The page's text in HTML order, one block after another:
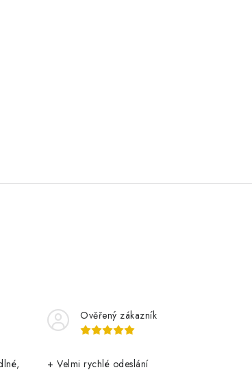
Ověřený zákazník
+ Velmi rychlé odeslání